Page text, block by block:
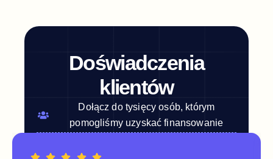
Doświadczenia
klientów
Dołącz do tysięcy osób, którym
pomogliśmy uzyskać finansowanie